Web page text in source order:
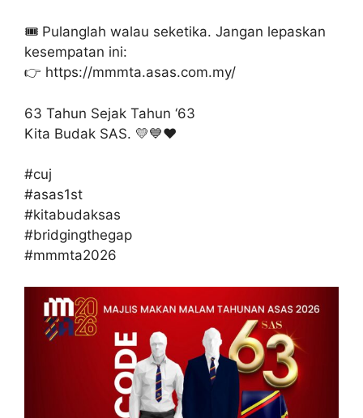
🎟️ Pulanglah walau seketika. Jangan lepaskan
kesempatan ini:
👉 https://mmmta.asas.com.my/
63 Tahun Sejak Tahun ‘63
Kita Budak SAS. 💛💙❤️
#cuj
#asas1st
#kitabudaksas
#bridgingthegap
#mmmta2026